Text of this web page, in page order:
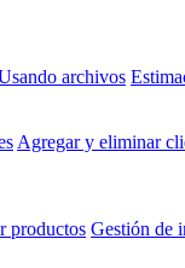
archivos
Agregar y eliminar
productos Gestión de